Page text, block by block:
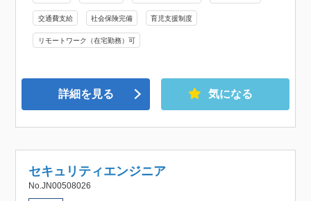
交通費支給 社会保険完備 育児支援制度
リモートワーク（在宅勤務）可
詳細を見る 気になる
セキュリティエンジニア
No.JN00508026